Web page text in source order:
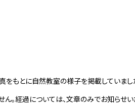
真をもとに自然教室の様子を掲載していま
。経過については、文章のみでお知らせい